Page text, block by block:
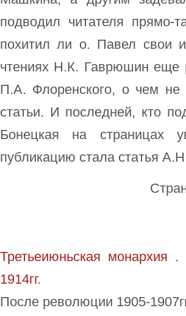
подводил читателя прямо-
похитил ли о. Павел свои
чтениях Н.К. Гаврюшин еще
П.А. Флоренского, о чем не
статьи. И последней, кто
Бонецкая на страницах
публикацию стала статья
Третьеиюньская монархия
1914гг.
После революции 1905-